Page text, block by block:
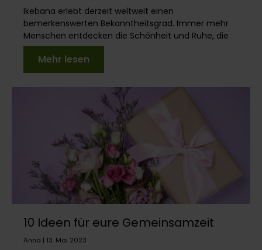
Ikebana erlebt derzeit weltweit einen
bemerkenswerten Bekanntheitsgrad. Immer mehr
Menschen entdecken die Schönheit und Ruhe, die
diese einzigartige K...
Mehr lesen
10 Ideen für eure Gemeinsamzeit
Anna | 13. Mai 2023